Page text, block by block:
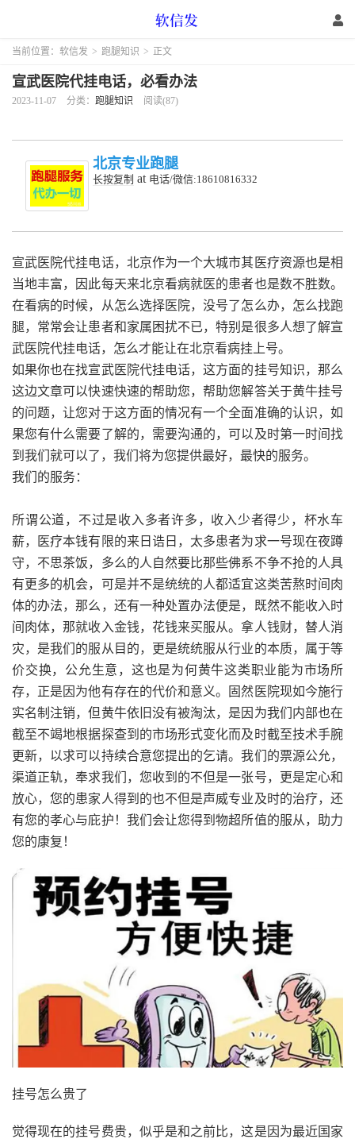
当前位置： 软信发 > 跑腿知识 > 正文
宣武医院代挂电话，必看办法
2023-11-07 分类： 跑腿知识 阅读(87)
北京专业跑腿
长按复制 at 电话/微信:18610816332
宣武医院代挂电话，北京作为一个大城市其医疗资源也是相
当地丰富，因此每天来北京看病就医的患者也是数不胜数。
在看病的时候，从怎么选择医院，没号了怎么办，怎么找跑
腿，常常会让患者和家属困扰不已，特别是很多人想了解宣
武医院代挂电话，怎么才能让在北京看病挂上号。
如果你也在找宣武医院代挂电话，这方面的挂号知识，那么
这边文章可以快速快速的帮助您，帮助您解答关于黄牛挂号
的问题，让您对于这方面的情况有一个全面准确的认识，如
果您有什么需要了解的，需要沟通的，可以及时第一时间找
到我们就可以了，我们将为您提供最好，最快的服务。
我们的服务：
所谓公道，不过是收入多者许多，收入少者得少，杯水车
薪，医疗本钱有限的来日诰日，太多患者为求一号现在夜蹲
守，不思茶饭，多么的人自然要比那些佛系不争不抢的人具
有更多的机会，可是并不是统统的人都适宜这类苦熬时间肉
体的办法，那么，还有一种处置办法便是，既然不能收入时
间肉体，那就收入金钱，花钱来买服从。拿人钱财，替人消
灾，是我们的服从目的，更是统统服从行业的本质，属于等
价交换，公允生意，这也是为何黄牛这类职业能为市场所
存，正是因为他有存在的代价和意义。固然医院现如今施行
实名制注销，但黄牛依旧没有被淘汰，是因为我们内部也在
截至不竭地根据探查到的市场形式变化而及时截至技术手腕
更新，以求可以持续合意您提出的乞请。我们的票源公允，
渠道正轨，奉求我们，您收到的不但是一张号，更是定心和
放心，您的患家人得到的也不但是声威专业及时的治疗，还
有您的孝心与庇护！我们会让您得到物超所值的服从，助力
您的康复！
挂号怎么贵了
觉得现在的挂号费贵，似乎是和之前比，这是因为最近国家